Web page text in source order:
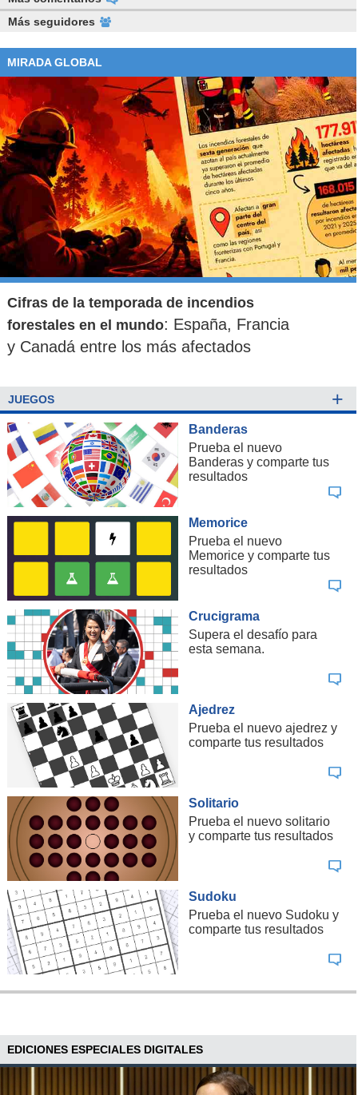
Más seguidores
MIRADA GLOBAL
Cifras de la temporada de incendios
forestales en el mundo: España, Francia
y Canadá entre los más afectados
JUEGOS +
Banderas
Prueba el nuevo
Banderas y comparte tus
resultados
Memorice
Prueba el nuevo
Memorice y comparte tus
resultados
Crucigrama
Supera el desafío para
esta semana.
Ajedrez
Prueba el nuevo ajedrez y
comparte tus resultados
Solitario
Prueba el nuevo solitario
y comparte tus resultados
Sudoku
Prueba el nuevo Sudoku y
comparte tus resultados
EDICIONES ESPECIALES DIGITALES